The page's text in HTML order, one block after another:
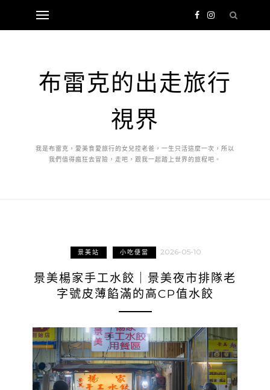
布雷克的出走旅行
視界
我是布雷克，愛美食愛旅行的女兒控老爸，一生只活這麼一次，所以
我們值得瘋狂去冒險，走吧，跟我一起踏上世界的旅程吧。
景美站 小吃便當 2026-05-10
景美楊家手工水餃｜景美夜市排隊老
字號皮薄餡滿的高CP值水餃